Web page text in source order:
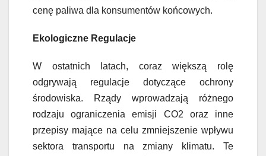
cenę paliwa dla konsumentów końcowych.
Ekologiczne Regulacje
W ostatnich latach, coraz większą rolę
odgrywają regulacje dotyczące ochrony
środowiska. Rządy wprowadzają różnego
rodzaju ograniczenia emisji CO2 oraz inne
przepisy mające na celu zmniejszenie wpływu
sektora transportu na zmiany klimatu. Te